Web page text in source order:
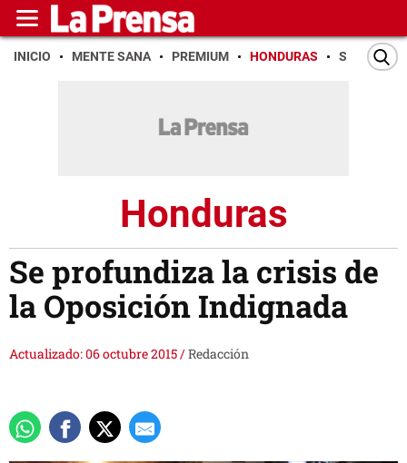
INICIO MENTE SANA PREMIUM HONDURAS SAN PEDRO
Honduras
Se profundiza la crisis de
la Oposición Indignada
Actualizado: 06 octubre 2015/Redacción